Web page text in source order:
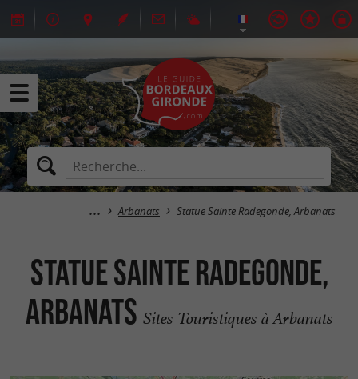
Arbanats Statue Sainte Radegonde, Arbanats
Statue Sainte Radegonde,
Arbanats Sites Touristiques à Arbanats